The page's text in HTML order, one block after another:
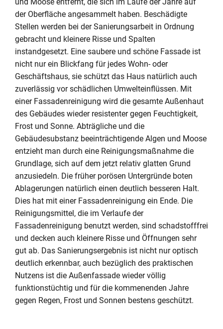
und Moose entfernt, die sich im Laufe der Jahre auf
der Oberfläche angesammelt haben. Beschädigte
Stellen werden bei der Sanierungsarbeit in Ordnung
gebracht und kleinere Risse und Spalten
instandgesetzt. Eine saubere und schöne Fassade ist
nicht nur ein Blickfang für jedes Wohn- oder
Geschäftshaus, sie schützt das Haus natürlich auch
zuverlässig vor schädlichen Umwelteinflüssen. Mit
einer Fassadenreinigung wird die gesamte Außenhaut
des Gebäudes wieder resistenter gegen Feuchtigkeit,
Frost und Sonne. Abträgliche und die
Gebäudesubstanz beeinträchtigende Algen und Moose
entzieht man durch eine Reinigungsmaßnahme die
Grundlage, sich auf dem jetzt relativ glatten Grund
anzusiedeln. Die früher porösen Untergründe boten
Ablagerungen natürlich einen deutlich besseren Halt.
Dies hat mit einer Fassadenreinigung ein Ende. Die
Reinigungsmittel, die im Verlaufe der
Fassadenreinigung benutzt werden, sind schadstofffrei
und decken auch kleinere Risse und Öffnungen sehr
gut ab. Das Sanierungsergebnis ist nicht nur optisch
deutlich erkennbar, auch bezüglich des praktischen
Nutzens ist die Außenfassade wieder völlig
funktionstüchtig und für die kommenenden Jahre
gegen Regen, Frost und Sonnen bestens geschützt.